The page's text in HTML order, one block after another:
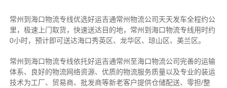
常州到海口物流专线优选好运吉通常州物流公司天天发车全程约公
里， 极速上门取货，快速送达目的地，常州到海口物流专线用时约
0小时，预计即可送达海口秀英区、龙华区、琼山区、美兰区。
常州到海口物流专线依托好运吉通常州至海口物流公司完善的运输
体系、良好的物流网络资源、优质的物流服务质量以及专业的装运
技术为工厂、贸易商、批发商等新老客户提供仓储配送、零担/整